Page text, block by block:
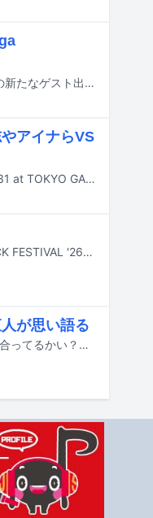
サバシスターが9月から行うツーマンツアー「サバシスター presents Buddy Up!!!」の新たなゲスト出演者が発表された。
アイナらVS
東京スカパラダイスオーケストラのライブアルバム「［SKA］SHOWDOWN 2026.3.31 at TOKYO GARDEN THEATER」が9月30日にリリースされる。
7月24日から26日まで新潟・苗場スキー場で行われる野外フェスティバル「FUJI ROCK FESTIVAL '26」より、Amazon Musicアプリ、Prime Video、Twitchでライブ配信されるアーティストとタイムテーブルがフェスの公式サイトにて公開された。
が思い語る
10月2日より新宿バルト9ほかで公開される忌野清志郎のドキュメンタリー映画「愛し合ってるかい？ 忌野清志郎が教えてくれた」の本予告映像が公開された。